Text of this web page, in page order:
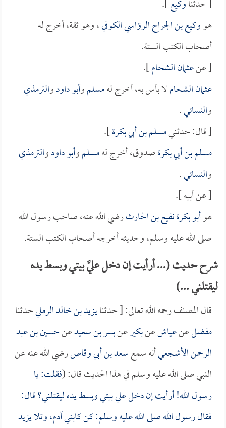
[ حدثناوكيع].
هووكيع بن الجراح الرؤاسي الكوفي، وهو ثقة، أخرج له
أصحاب الكتب الستة.
[ عنعثمان الشحام].
عثمان الشحاملا بأس به، أخرج لهمسلموأبو داودوالترمذي
والنسائي.
[ قال: حدثنيمسلم بن أبي بكرة].
مسلم بن أبي بكرةصدوق، أخرج لهمسلموأبو داودوالترمذي
والنسائي.
[ عن أبيه ].
هوأبو بكرة نفيع بن الحارثرضي الله عنه، صاحب رسول الله
صلى الله عليه وسلم، وحديثه أخرجه أصحاب الكتب الستة.
شرح حديث (... أرأيت إن دخل عليَّ بيتي وبسط يده
ليقتلني ...)
قال المصنف رحمه الله تعالى: [ حدثنايزيد بن خالد الرمليحدثنا
مفضلعنعياشعنبكيرعنبسر بن سعيدعنحسين بن عبد
الرحمن الأشجعيأنه سمعسعد بن أبي وقاصرضي الله عنه عن
النبي صلى الله عليه وسلم في هذا الحديث قال: (فقلت: يا
رسول الله! أرأيت إن دخل علي بيتي وبسط يده ليقتلني؟ قال:
فقال رسول الله صلى الله عليه وسلم: كن كابني آدم، وتلايزيد